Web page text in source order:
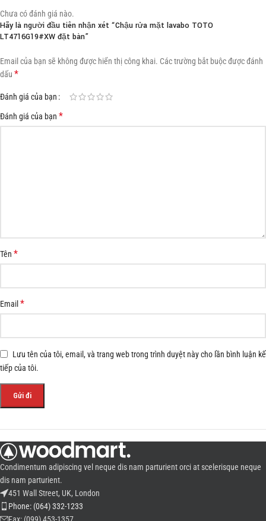
Chưa có đánh giá nào.
Hãy là người đầu tiên nhận xét “Chậu rửa mặt lavabo TOTO
LT4716G19#XW đặt bàn”
Email của bạn sẽ không được hiển thị công khai. Các trường bắt buộc được đánh
dấu *
Đánh giá của bạn
Đánh giá của bạn *
Tên *
Email*
Lưu tên của tôi, email, và trang web trong trình duyệt này cho lần bình luận kế
tiếp của tôi.
Condimentum adipiscing vel neque dis nam parturient orci at scelerisque neque
dis nam parturient.
451 Wall Street, UK, London
Phone: (064) 332-1233
Fax: (099) 453-1357